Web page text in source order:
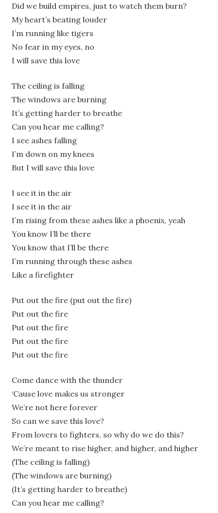
Did we build empires, just to watch them burn?
My heart’s beating louder
I’m running like tigers
No fear in my eyes, no
I will save this love
The ceiling is falling
The windows are burning
It’s getting harder to breathe
Can you hear me calling?
I see ashes falling
I’m down on my knees
But I will save this love
I see it in the air
I see it in the air
I’m rising from these ashes like a phoenix, yeah
You know I’ll be there
You know that I’ll be there
I’m running through these ashes
Like a firefighter
Put out the fire (put out the fire)
Put out the fire
Put out the fire
Put out the fire
Put out the fire
Come dance with the thunder
‘Cause love makes us stronger
We’re not here forever
So can we save this love?
From lovers to fighters, so why do we do this?
We’re meant to rise higher, and higher, and higher
(The ceiling is falling)
(The windows are burning)
(It’s getting harder to breathe)
Can you hear me calling?